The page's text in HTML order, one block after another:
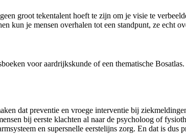
groot tekentalent hoeft te zijn om je visie te
kun je mensen overhalen tot een standpunt, ze echt
voor aardrijkskunde of een thematische
dat preventie en vroege interventie bij
bij eerste klachten al naar de psycholoog of
en supersnelle eerstelijns zorg. En dat is dus